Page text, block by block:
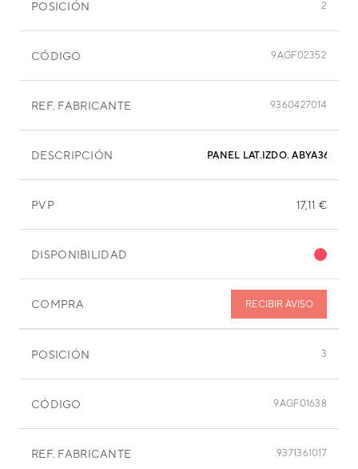
POSICIÓN 2
CÓDIGO 9AGF02352
REF. FABRICANTE 9360427014
DESCRIPCIÓN PANEL LAT.IZDO. ABYA36
PVP 17,11 €
DISPONIBILIDAD
COMPRA RECIBIR AVISO
POSICIÓN 3
CÓDIGO 9AGF01638
REF. FABRICANTE 9371361017